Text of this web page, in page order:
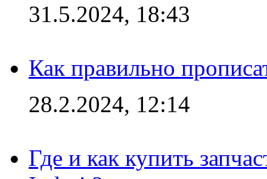
31.5.2024, 18:43
Как правильно
28.2.2024, 12:14
Где и как купить